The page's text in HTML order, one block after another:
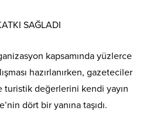
SAĞLADI
kapsamında yüzlerce
hazırlanırken, gazeteciler
turistik değerlerini kendi yayın
dört bir yanına taşıdı.